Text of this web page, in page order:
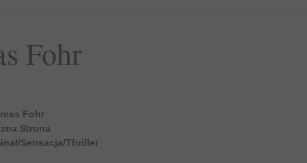
Fohr
Fohr
Strona
Sensacja/Thriller